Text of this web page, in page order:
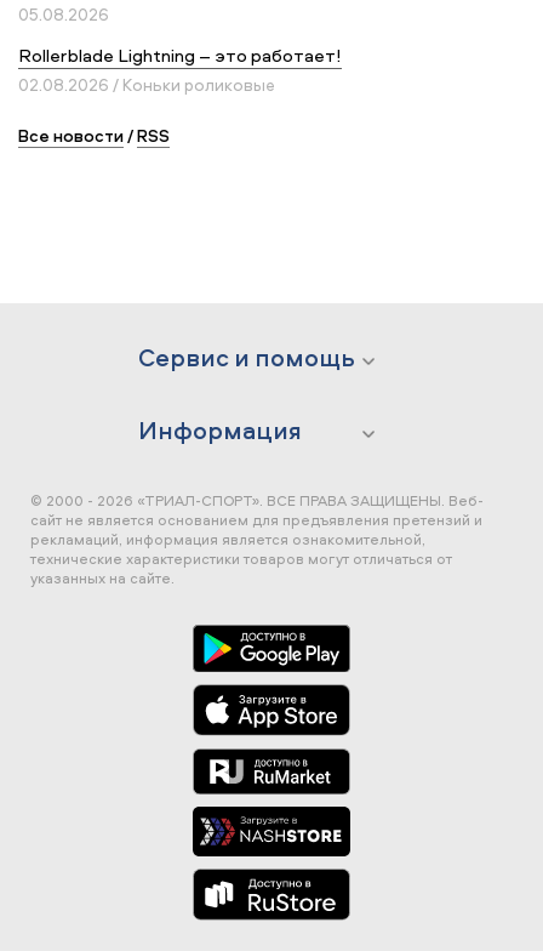
05.08.2026
Rollerblade Lightning – это работает!
02.08.2026 / Коньки роликовые
Все новости/RSS
Сервис и помощь
Информация
© 2000 - 2026 «ТРИАЛ-СПОРТ». ВСЕ ПРАВА ЗАЩИЩЕНЫ. Веб-
сайт не является основанием для предъявления претензий и
рекламаций, информация является ознакомительной,
технические характеристики товаров могут отличаться от
указанных на сайте.